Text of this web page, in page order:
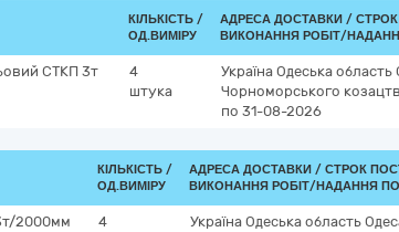
КІЛЬКІСТЬ /
ОД.ВИМІРУ
АДРЕСА ДОСТАВКИ /
ВИКОНАННЯ РОБІТ/
СТКП 3т
4
штука
Україна Одеська область
Чорноморського
по 31-08-2026
КІЛЬКІСТЬ /
ОД.ВИМІРУ
АДРЕСА ДОСТАВКИ / СТРОК
ВИКОНАННЯ РОБІТ/НАДАННЯ
2000мм
4
Україна Одеська область